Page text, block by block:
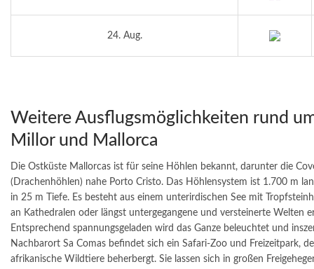
24. Aug.
Weitere Ausflugsmöglichkeiten rund
Millor und Mallorca
Die Ostküste Mallorcas ist für seine Höhlen bekannt, darunter die
(Drachenhöhlen) nahe Porto Cristo. Das Höhlensystem ist 1.700 m
in 25 m Tiefe. Es besteht aus einem unterirdischen See mit
an Kathedralen oder längst untergegangene und versteinerte Welten
Entsprechend spannungsgeladen wird das Ganze beleuchtet und
Nachbarort Sa Comas befindet sich ein Safari-Zoo und Freizeitpark,
afrikanische Wildtiere beherbergt. Sie lassen sich in großen